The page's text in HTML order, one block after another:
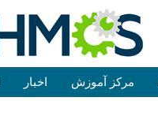
اخبار مرکز آموزش